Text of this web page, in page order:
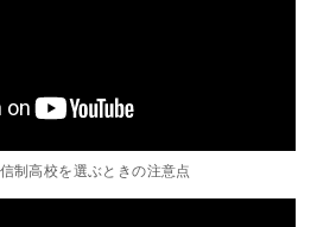
制高校を選ぶときの注意点